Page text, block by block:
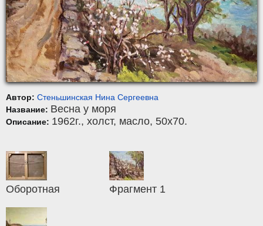
Автор: Стеньшинская Нина Сергеевна
Название: Весна у моря
Описание: 1962г., холст, масло, 50x70.
Оборотная Фрагмент 1